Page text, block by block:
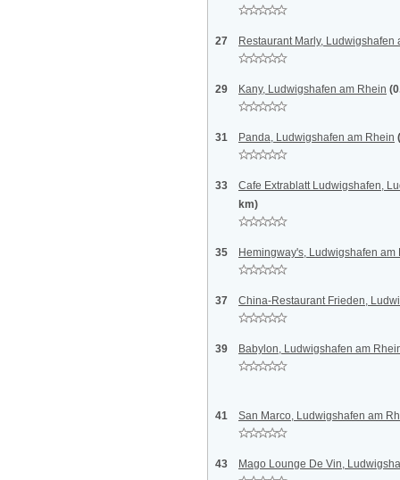
27 Restaurant Marly, Ludwigshafen
29 Kany, Ludwigshafen am Rhein
31 Panda, Ludwigshafen am Rhein
33
Cafe Extrablatt Ludwigshafen,
km)
35 Hemingway's, Ludwigshafen am
37 China-Restaurant Frieden,
39 Babylon, Ludwigshafen am
41 San Marco, Ludwigshafen am
43 Mago Lounge De Vin,